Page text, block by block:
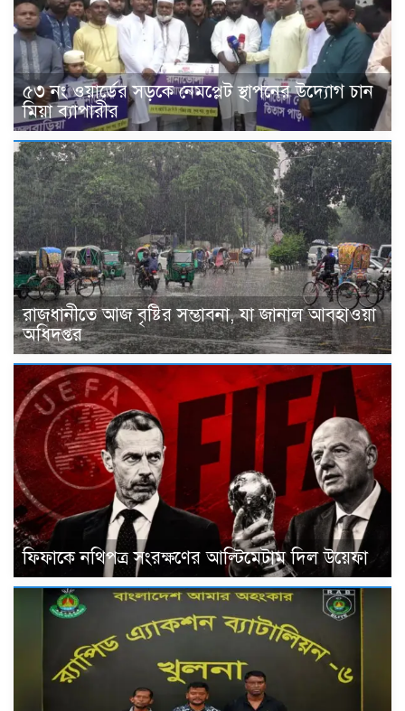
৫৩ নং ওয়ার্ডের সড়কে নেমপ্লেট স্থাপনের উদ্যোগ চান
মিয়া ব্যাপারীর
রাজধানীতে আজ বৃষ্টির সম্ভাবনা, যা জানাল আবহাওয়া
অধিদপ্তর
ফিফাকে নথিপত্র সংরক্ষণের আল্টিমেটাম দিল উয়েফা